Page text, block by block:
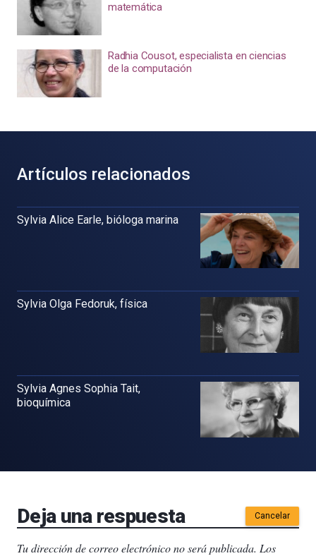
matemática
Radhia Cousot, especialista en ciencias
de la computación
Artículos relacionados
Sylvia Alice Earle, bióloga marina
Sylvia Olga Fedoruk, física
Sylvia Agnes Sophia Tait,
bioquímica
Deja una respuesta Cancelar
Tu dirección de correo electrónico no será publicada. Los